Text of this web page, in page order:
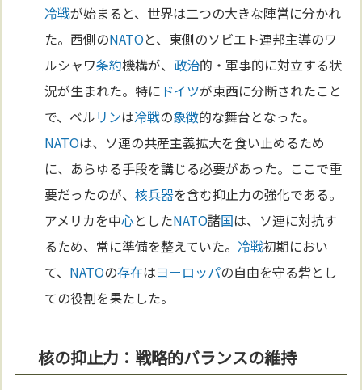
冷戦が始まると、世界は二つの大きな陣営に分かれ
た。西側のNATOと、東側のソビエト連邦主導のワ
ルシャワ条約機構が、 政治的・軍事的に対立する状
況が生まれた。特に ドイツが東西に分断されたこと
で、ベルリンは冷戦の象徴的な舞台となった。
NATOは、ソ連の共産主義拡大を食い止めるため
に、あらゆる手段を講じる必要があった。ここで重
要だったのが、核兵器を含む抑止力の強化である。
アメリカを中心としたNATO諸国は、ソ連に対抗す
るため、常に準備を整えていた。冷戦初期におい
て、 NATOの存在はヨーロッパの自由を守る砦とし
ての役割を果たした。
核の抑止力：戦略的バランスの維持